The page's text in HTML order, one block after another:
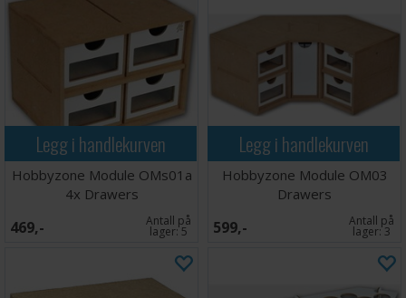
Legg i handlekurven
Hobbyzone Module OMs01a
4x Drawers
469,- Antall på
lager:5
Legg i handlekurven
Hobbyzone Module OM03
Drawers
599,- Antall på
lager:3